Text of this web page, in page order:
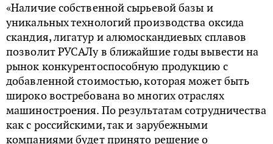
«Наличие собственной сырьевой базы и
уникальных технологий производства оксида
скандия, лигатур и алюмоскандиевых сплавов
позволит РУСАЛу в ближайшие годы вывести на
рынок конкурентоспособную продукцию с
добавленной стоимостью, которая может быть
широко востребована во многих отраслях
машиностроения. По результатам сотрудничества
как с российскими, так и зарубежными
компаниями будет принято решение о